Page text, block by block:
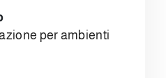
per ambienti